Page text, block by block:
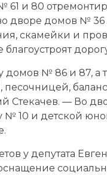
и 80
дворе домов № 36
скамейки и
благоустроят
№ 86 и 87, а
песочницей,
Стекачев. — Во
№ 10 и детской
у депутата